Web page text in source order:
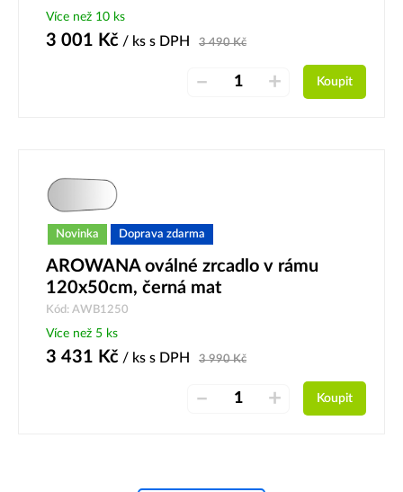
Více než 10 ks
3 001 Kč / ks s DPH 3 490Kč
– + Koupit
Novinka Doprava zdarma
AROWANA oválné zrcadlo v rámu
120x50cm, černá mat
Kód: AWB1250
Více než 5 ks
3 431 Kč / ks s DPH 3 990Kč
– + Koupit